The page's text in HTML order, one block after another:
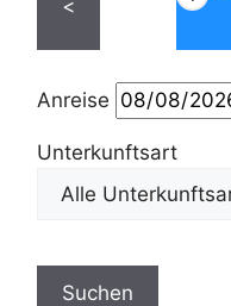
<
Anreise
Unterkunftsart